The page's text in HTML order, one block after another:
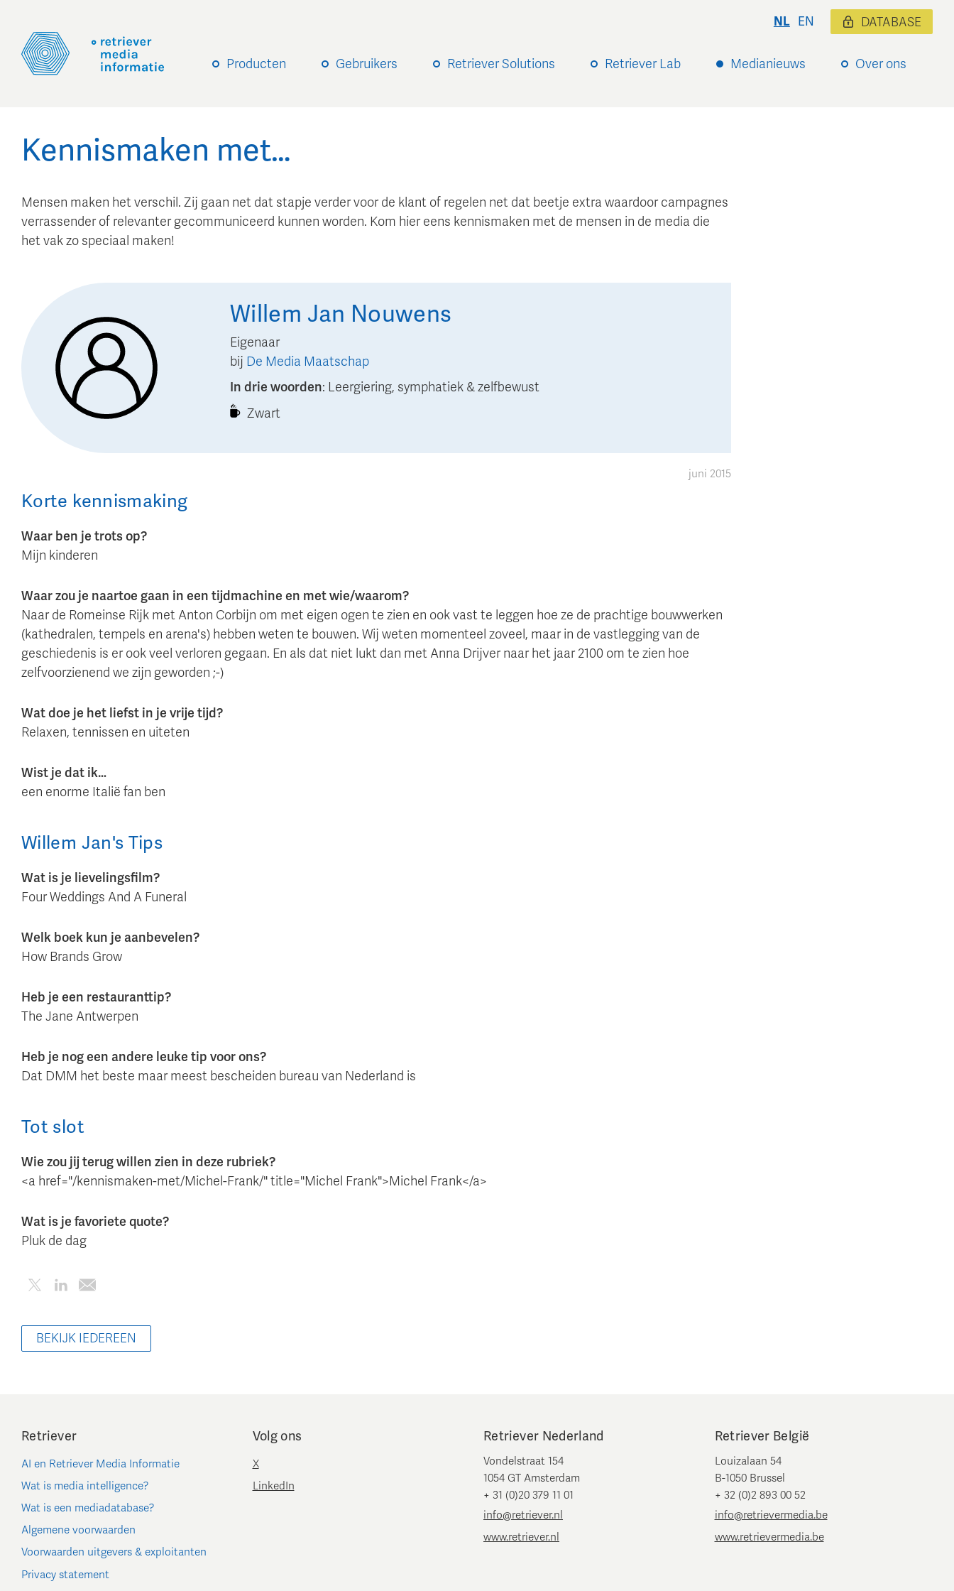
Producten Gebruikers Retriever Solutions Retriever Lab Medianieuws Over ons
NL EN DATABASE
Kennismaken met…
Mensen maken het verschil. Zij gaan net dat stapje verder voor de klant of regelen net dat beetje extra waardoor campagnes
verrassender of relevanter gecommuniceerd kunnen worden. Kom hier eens kennismaken met de mensen in de media die
het vak zo speciaal maken!
Willem Jan Nouwens
Eigenaar
bij De Media Maatschap
In drie woorden: Leergiering, symphatiek & zelfbewust
Zwart
juni 2015
Korte kennismaking
Waar ben je trots op?
Mijn kinderen
Waar zou je naartoe gaan in een tijdmachine en met wie/waarom?
Naar de Romeinse Rijk met Anton Corbijn om met eigen ogen te zien en ook vast te leggen hoe ze de prachtige bouwwerken
(kathedralen, tempels en arena's) hebben weten te bouwen. Wij weten momenteel zoveel, maar in de vastlegging van de
geschiedenis is er ook veel verloren gegaan. En als dat niet lukt dan met Anna Drijver naar het jaar 2100 om te zien hoe
zelfvoorzienend we zijn geworden ;-)
Wat doe je het liefst in je vrije tijd?
Relaxen, tennissen en uiteten
Wist je dat ik…
een enorme Italië fan ben
Willem Jan's Tips
Wat is je lievelingsfilm?
Four Weddings And A Funeral
Welk boek kun je aanbevelen?
How Brands Grow
Heb je een restauranttip?
The Jane Antwerpen
Heb je nog een andere leuke tip voor ons?
Dat DMM het beste maar meest bescheiden bureau van Nederland is
Tot slot
Wie zou jij terug willen zien in deze rubriek?
<a href="/kennismaken-met/Michel-Frank/" title="Michel Frank">Michel Frank</a>
Wat is je favoriete quote?
Pluk de dag
BEKIJK IEDEREEN
Retriever
AI en Retriever Media Informatie
Wat is media intelligence?
Wat is een mediadatabase?
Algemene voorwaarden
Voorwaarden uitgevers & exploitanten
Privacy statement
Volg ons
X
LinkedIn
Retriever Nederland
Vondelstraat 154
1054 GT Amsterdam
+ 31 (0)20 379 11 01
info@retriever.nl
www.retriever.nl
Retriever België
Louizalaan 54
B-1050 Brussel
+ 32 (0)2 893 00 52
info@retrievermedia.be
www.retrievermedia.be